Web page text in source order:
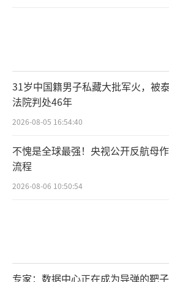
31岁中国籍男子私藏大批军火，被
法院判处46年
2026-08-05 16:54:40
不愧是全球最强！央视公开反航母
流程
2026-08-06 10:50:54
专家：数据中心正在成为导弹的靶